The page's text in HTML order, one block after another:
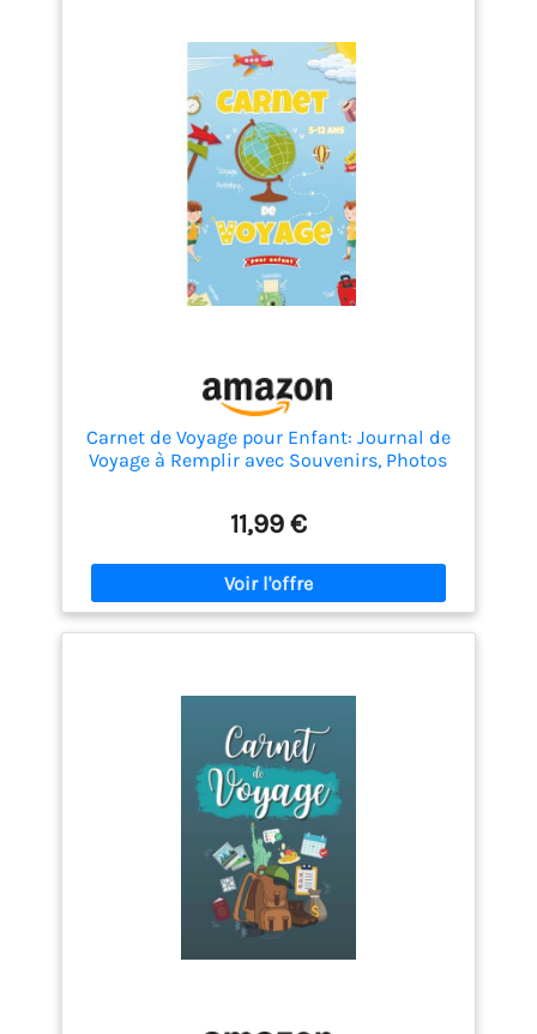
Carnet de Voyage pour Enfant: Journal de
Voyage à Remplir avec Souvenirs, Photos
11,99 €